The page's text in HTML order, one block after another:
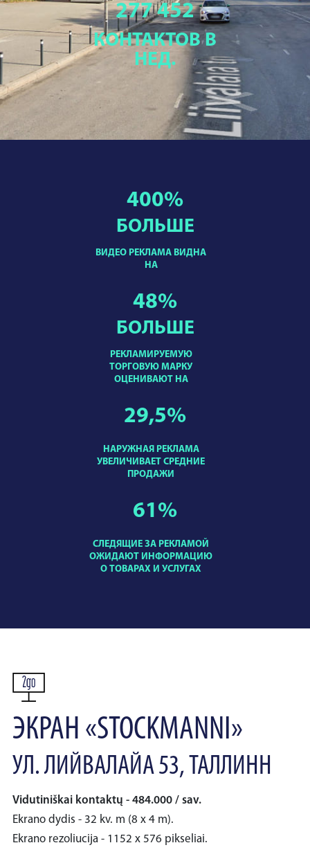
277 452
КОНТАКТОВ В
НЕД.
ВИДЕО РЕКЛАМА ВИДНА
НА
400%
БОЛЬШЕ
РЕКЛАМИРУЕМУЮ
ТОРГОВУЮ МАРКУ
ОЦЕНИВАЮТ НА
48%
БОЛЬШЕ
НАРУЖНАЯ РЕКЛАМА
УВЕЛИЧИВАЕТ СРЕДНИЕ
ПРОДАЖИ
29,5%
СЛЕДЯЩИЕ ЗА РЕКЛАМОЙ
ОЖИДАЮТ ИНФОРМАЦИЮ
О ТОВАРАХ И УСЛУГАХ
61%
ЭКРАН «STOCKMANNI»
УЛ. ЛИЙВАЛАЙА 53, ТАЛЛИНН
Vidutiniškai kontaktų - 484.000 / sav.
Ekrano dydis - 32 kv. m (8 x 4 m).
Ekrano rezoliucija - 1152 x 576 pikseliai.